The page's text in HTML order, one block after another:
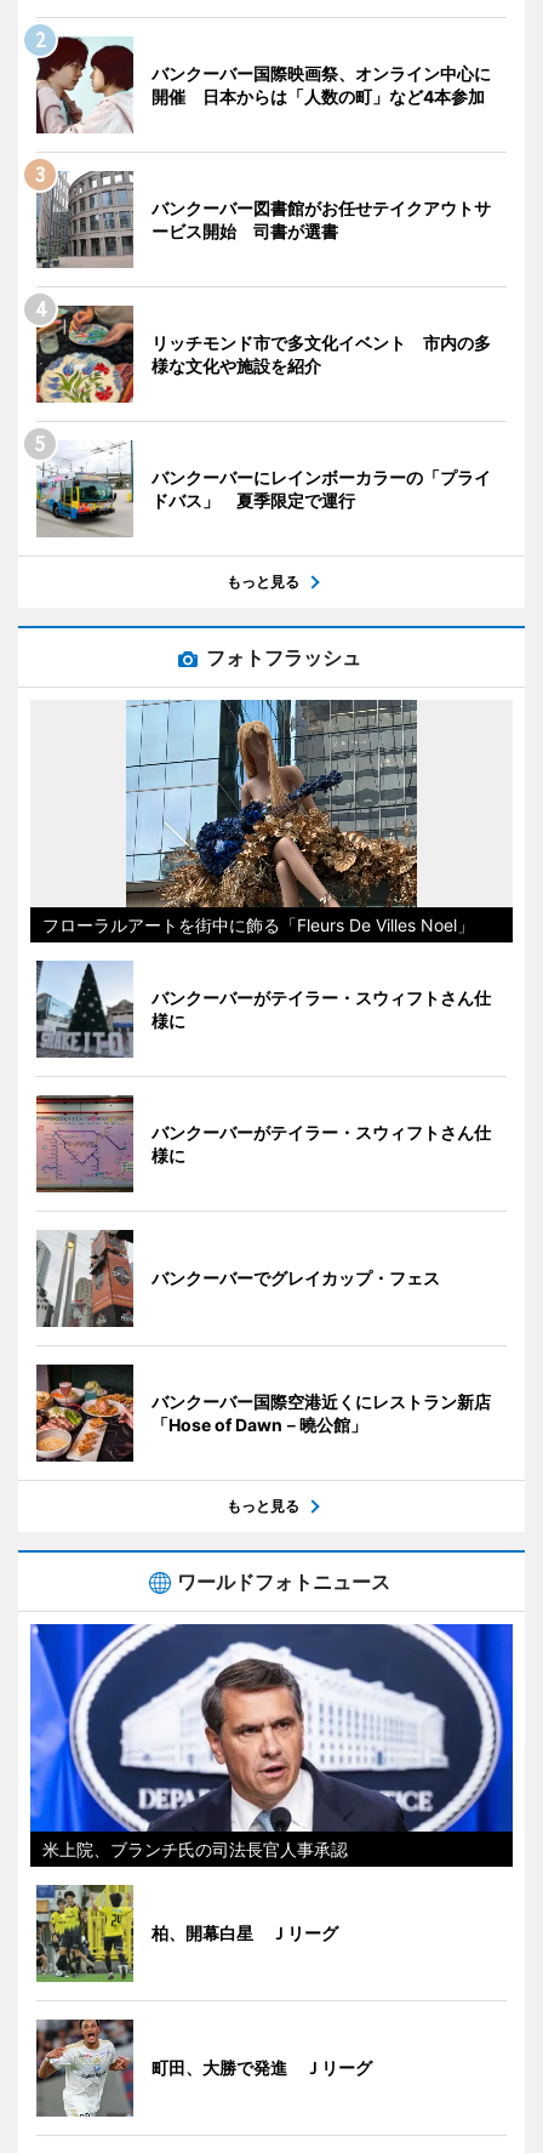
バンクーバー国際映画祭、オンライン中心に
開催 日本からは「人数の町」など4本参加
バンクーバー図書館がお任せテイクアウトサ
ービス開始 司書が選書
リッチモンド市で多文化イベント 市内の多
様な文化や施設を紹介
バンクーバーにレインボーカラーの「プライ
ドバス」 夏季限定で運行
もっと見る
フォトフラッシュ
フローラルアートを街中に飾る「Fleurs De Villes Noel」
バンクーバーがテイラー・スウィフトさん仕
様に
バンクーバーがテイラー・スウィフトさん仕
様に
バンクーバーでグレイカップ・フェス
バンクーバー国際空港近くにレストラン新店
「Hose of Dawn－曉公館」
もっと見る
ワールドフォトニュース
米上院、ブランチ氏の司法長官人事承認
柏、開幕白星 Ｊリーグ
町田、大勝で発進 Ｊリーグ